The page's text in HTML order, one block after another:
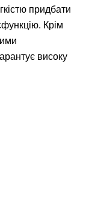
придбати
Крім
високу